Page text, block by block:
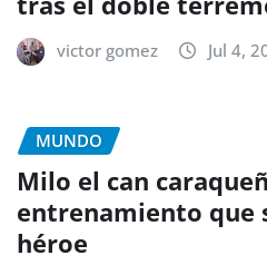
victor gomez Jul 4,
MUNDO
Milo el can
entrenamiento que
héroe